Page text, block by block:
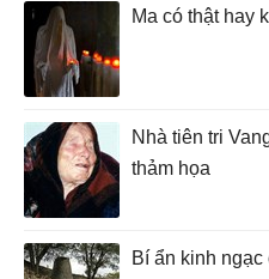
Ma có thật hay
Nhà tiên tri
thảm họa
Bí ẩn kinh